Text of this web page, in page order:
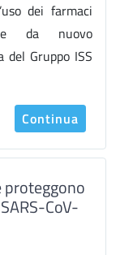
dei farmaci
da nuovo
Gruppo ISS
Continua
CoV-